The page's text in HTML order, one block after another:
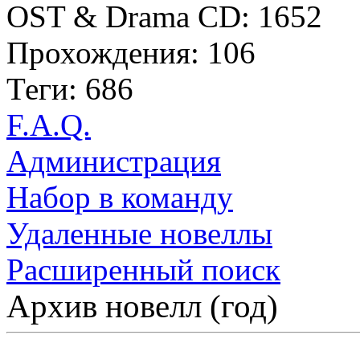
OST & Drama CD: 1652
Прохождения: 106
Теги: 686
F.A.Q.
Администрация
Набор в команду
Удаленные новеллы
Расширенный поиск
Архив новелл (год)